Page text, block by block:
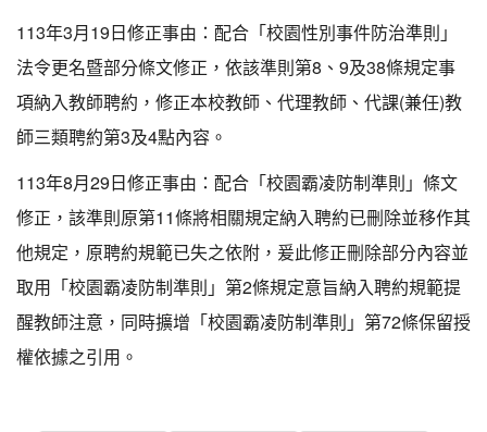
113年3月19日修正事由：配合「校園性別事件防治準則」
法令更名暨部分條文修正，依該準則第8、9及38條規定事
項納入教師聘約，修正本校教師、代理教師、代課(兼任)教
師三類聘約第3及4點內容。
113年8月29日修正事由：配合「校園霸凌防制準則」條文
修正，該準則原第11條將相關規定納入聘約已刪除並移作其
他規定，原聘約規範已失之依附，爰此修正刪除部分內容並
取用「校園霸凌防制準則」第2條規定意旨納入聘約規範提
醒教師注意，同時擴增「校園霸凌防制準則」第72條保留授
權依據之引用。